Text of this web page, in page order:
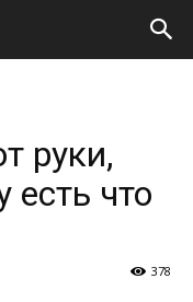
руки,
есть что
378